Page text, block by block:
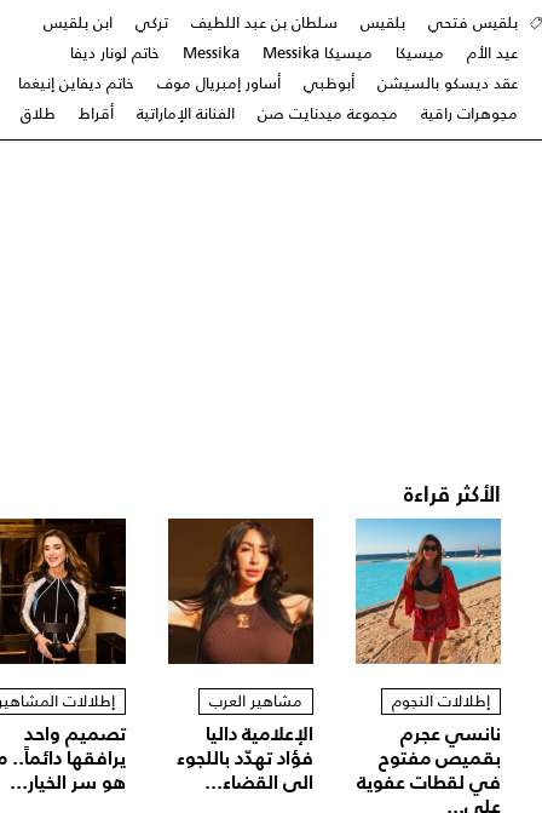
بلقيس فتحي بلقيس سلطان بن عبد اللطيف تركي
ابن بلقيس
عيد الأم
ميسيكا ميسيكا Messika Messika
خاتم لونار ديفا
عقد ديسكو بالسيشن
أبوظبي أساور إمبريال موف
خاتم ديفاين إنيغما
مجوهرات راقية
مجموعة ميدنايت صن الفنانة الإماراتية أقراط طلاق
الأكثر قراءة
إطلالات النجوم
نانسي عجرم
بقميص مفتوح
في لقطات عفوية
على...
مشاهير العرب
الإعلامية داليا
فؤاد تهدّد باللجوء
الى القضاء...
إطلالات
تصميم واحد
يرافقها دائماً..
هو سر الخيار...